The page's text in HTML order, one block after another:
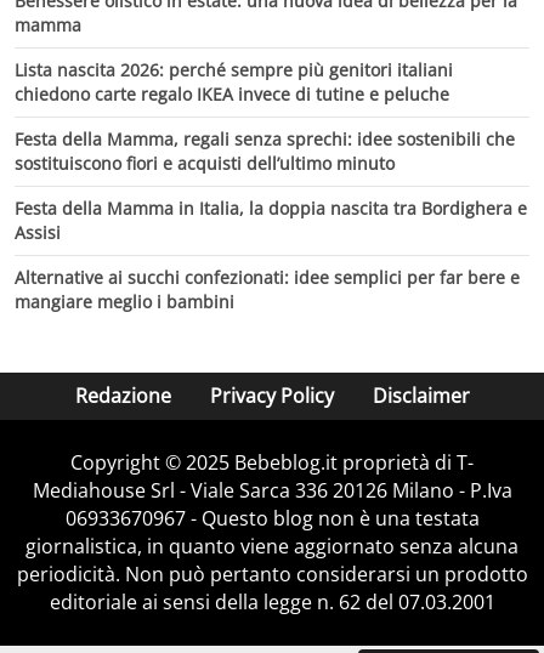
mamma
Lista nascita 2026: perché sempre più genitori italiani
chiedono carte regalo IKEA invece di tutine e peluche
Festa della Mamma, regali senza sprechi: idee sostenibili che
sostituiscono fiori e acquisti dell’ultimo minuto
Festa della Mamma in Italia, la doppia nascita tra Bordighera e
Assisi
Alternative ai succhi confezionati: idee semplici per far bere e
mangiare meglio i bambini
Redazione Privacy Policy Disclaimer
Copyright © 2025 Bebeblog.it proprietà di T-
Mediahouse Srl - Viale Sarca 336 20126 Milano - P.Iva
06933670967 - Questo blog non è una testata
giornalistica, in quanto viene aggiornato senza alcuna
periodicità. Non può pertanto considerarsi un prodotto
editoriale ai sensi della legge n. 62 del 07.03.2001